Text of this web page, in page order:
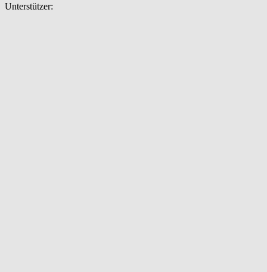
Unterstützer: